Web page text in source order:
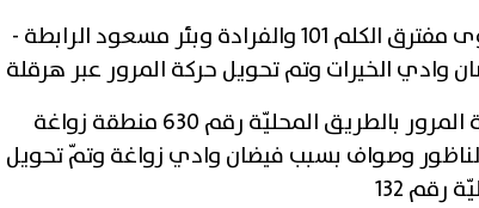
- الطريق الوطنية رقم 01 مستوى مفترق الكلم 101 والفرادة وبئر مسعود الرابطة
الخيرات وتم تحويل حركة المرور عبر هرقلة
وللاشارة فقد تم استئناف حركة المرور بالطريق المحليّة رقم 630 منطقة زواغة
الناظور وصواف بسبب فيضان وادي زواغة وتمّ تحويل
132